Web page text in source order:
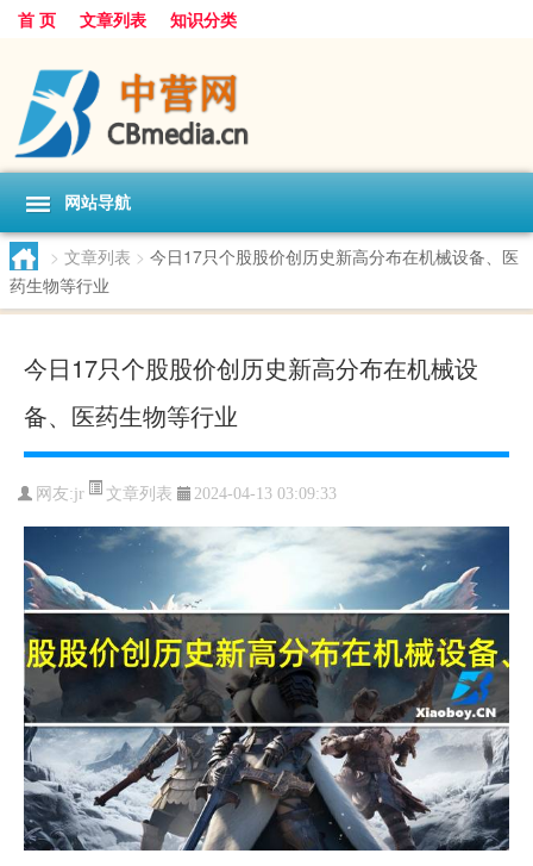
首 页 文章列表 知识分类
网站导航
> 文章列表 > 今日17只个股股价创历史新高分布在机械设备、医
药生物等行业
今日17只个股股价创历史新高分布在机械设
备、医药生物等行业
网友:jr 文章列表 2024-04-13 03:09:33